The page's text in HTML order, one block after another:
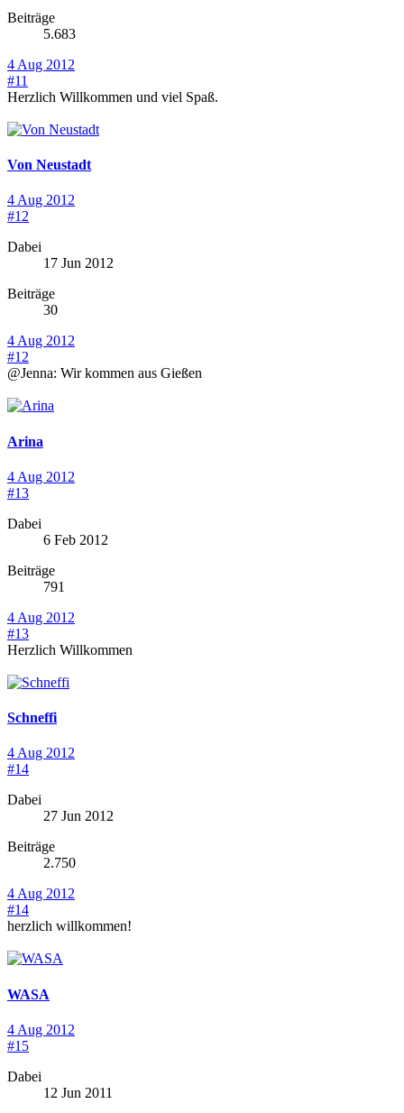
Beiträge
5.683
4 Aug 2012
#11
Herzlich Willkommen und viel Spaß.
Von Neustadt
4 Aug 2012
#12
Dabei
17 Jun 2012
Beiträge
30
4 Aug 2012
#12
@Jenna: Wir kommen aus Gießen
Arina
4 Aug 2012
#13
Dabei
6 Feb 2012
Beiträge
791
4 Aug 2012
#13
Herzlich Willkommen
Schneffi
4 Aug 2012
#14
Dabei
27 Jun 2012
Beiträge
2.750
4 Aug 2012
#14
herzlich willkommen!
WASA
4 Aug 2012
#15
Dabei
12 Jun 2011